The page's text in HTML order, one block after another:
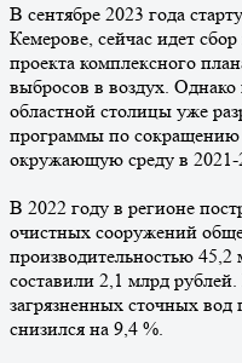
В сентябре 2023 года
Кемерове, сейчас идет
проекта комплексного
выбросов в воздух.
областной столицы уже
программы по сокращению
окружающую среду в 2021-
В 2022 году в регионе
очистных сооружений
производительностью
составили 2,1 млрд рублей.
загрязненных сточных
снизился на 9,4 %.